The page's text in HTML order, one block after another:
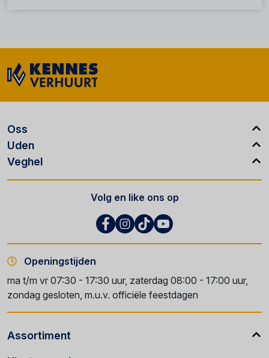
Oss
Uden
Veghel
Volg en like ons op
Openingstijden
ma t/m vr 07:30 - 17:30 uur, zaterdag 08:00 - 17:00 uur,
zondag gesloten, m.u.v. officiële feestdagen
Assortiment